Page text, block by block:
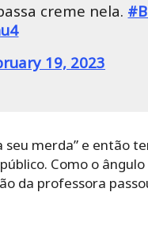
creme nela.
19, 2023
seu merda” e então
Como o
da professora